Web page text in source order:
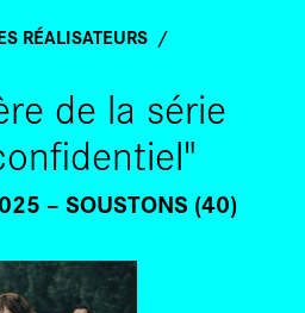
RÉALISATEURS
de la série
SOUSTONS (40)